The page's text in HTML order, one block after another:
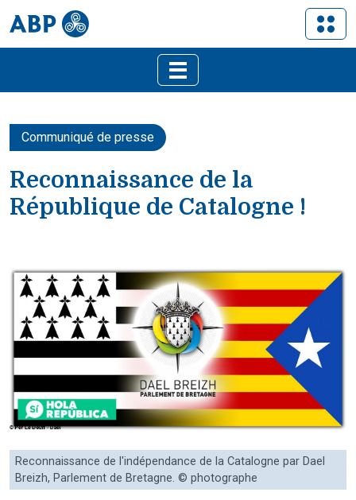
Communiqué de presse
Reconnaissance de la
République de Catalogne !
Reconnaissance de l'indépendance de la Catalogne par Dael
Breizh, Parlement de Bretagne. © photographe